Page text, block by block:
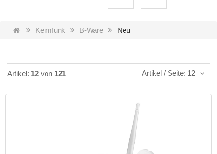
Keimfunk B-Ware Neu
Artikel: 12 von 121 Artikel / Seite: 12